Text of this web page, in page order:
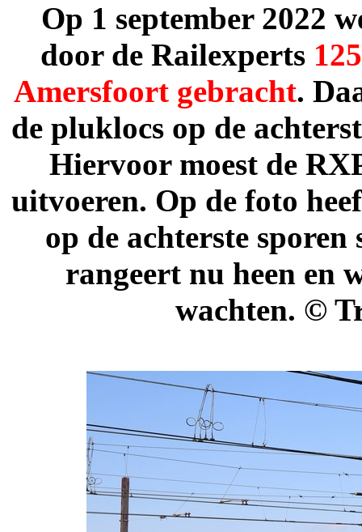
Op 1 september 2022
door de Railexperts
Amersfoort gebracht.
de pluklocs op de
Hiervoor moest de
uitvoeren. Op de foto
op de achterste sporen
rangeert nu heen en
wachten. ©